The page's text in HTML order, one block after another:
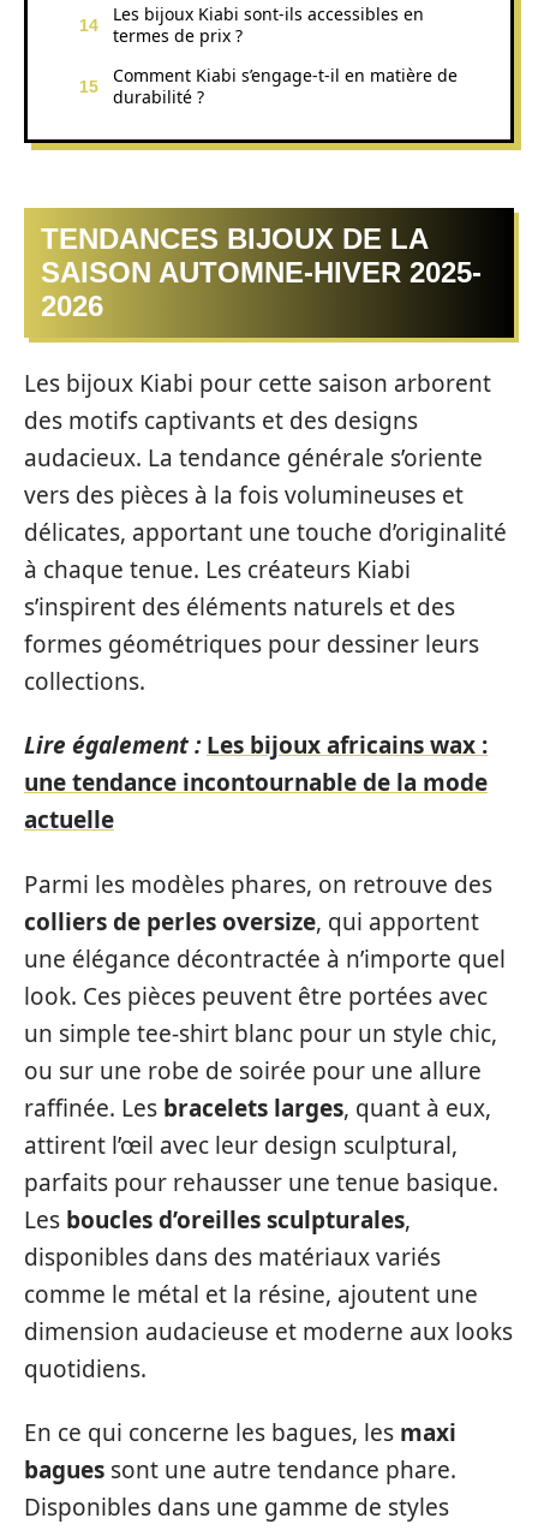
Les bijoux Kiabi sont-ils accessibles en
termes de prix ?
Comment Kiabi s’engage-t-il en matière de
durabilité ?
TENDANCES BIJOUX DE LA
SAISON AUTOMNE-HIVER 2025-
2026
Les bijoux Kiabi pour cette saison arborent
des motifs captivants et des designs
audacieux. La tendance générale s’oriente
vers des pièces à la fois volumineuses et
délicates, apportant une touche d’originalité
à chaque tenue. Les créateurs Kiabi
s’inspirent des éléments naturels et des
formes géométriques pour dessiner leurs
collections.
Lire également : Les bijoux africains wax :
une tendance incontournable de la mode
actuelle
Parmi les modèles phares, on retrouve des
colliers de perles oversize, qui apportent
une élégance décontractée à n’importe quel
look. Ces pièces peuvent être portées avec
un simple tee-shirt blanc pour un style chic,
ou sur une robe de soirée pour une allure
raffinée. Les bracelets larges, quant à eux,
attirent l’œil avec leur design sculptural,
parfaits pour rehausser une tenue basique.
Les boucles d’oreilles sculpturales,
disponibles dans des matériaux variés
comme le métal et la résine, ajoutent une
dimension audacieuse et moderne aux looks
quotidiens.
En ce qui concerne les bagues, les maxi
bagues sont une autre tendance phare.
Disponibles dans une gamme de styles